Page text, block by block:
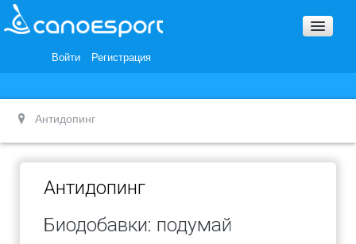
Войти Регистрация
Награды и Благодарности
Антидопинг
Антидопинг
Биодобавки: подумай